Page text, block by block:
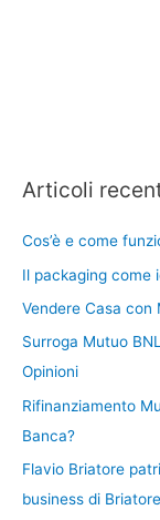
Articoli
Cos’è e come
Il packaging come
Vendere Casa con
Surroga Mutuo
Opinioni
Rifinanziamento
Banca?
Flavio Briatore
business di